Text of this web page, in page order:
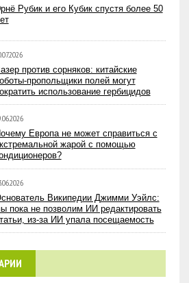
Рубик и его Кубик спустя более 50
против сорняков: китайские
пропольщики полей могут
использование гербицидов
Европа не может справиться с
жарой с помощью
Википедии Джимми Уэйлс:
пока не позволим ИИ редактировать
из-за ИИ упала посещаемость